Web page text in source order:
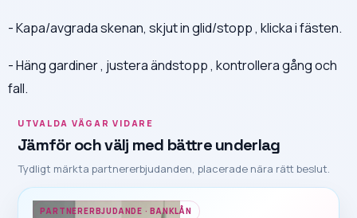
- Kapa/avgrada skenan, skjut in glid/stopp , klicka i fästen.
- Häng gardiner , justera ändstopp , kontrollera gång och
fall.
UTVALDA VÄGAR VIDARE
Jämför och välj med bättre underlag
Tydligt märkta partnererbjudanden, placerade nära rätt beslut.
PARTNERERBJUDANDE · BANKLÅN